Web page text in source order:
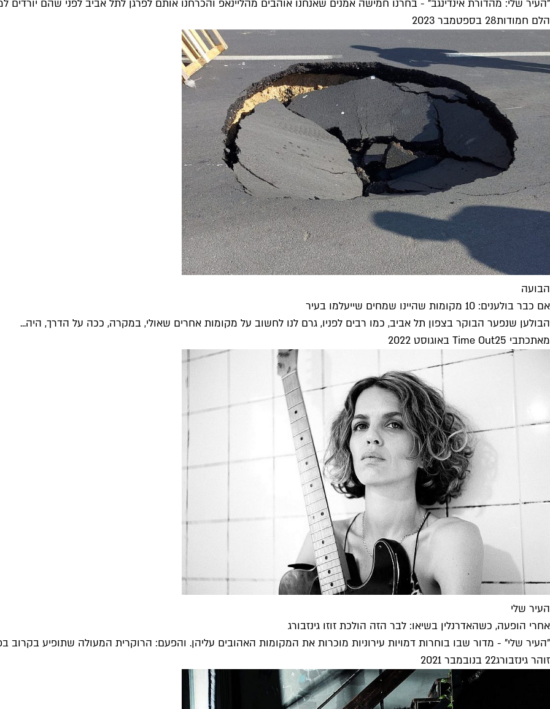
"העיר שלי: מהדורת אינדינגב" - בחרנו חמישה אמנים שאנחנו אוהבים מהליינאפ והכרחנו אותם לפרגן לתל אביב לפני שהם יורדים
הלם חמודות28 בספטמבר 2023
הבועה
אם כבר בולענים: 10 מקומות שהיינו שמחים שייעלמו בעיר
הבולען שנפער הבוקר בצפון תל אביב, כמו רבים לפניו, גרם לנו לחשוב על מקומות אחרים שאולי, במקרה, ככה על הדרך, היה...
מאתכתבי Time Out 25 באוגוסט 2022
העיר שלי
אחרי הופעה, כשהאדרנלין בשיאו: לבר הזה הולכת זוזו גינזבורג
"העיר שלי" - מדור שבו בוחרות דמויות עירוניות מוכרות את המקומות האהובים עליהן. והפעם: הרוקרית המעולה שתופיע בקרוב
זוהר גינזבורג22 בנובמבר 2021